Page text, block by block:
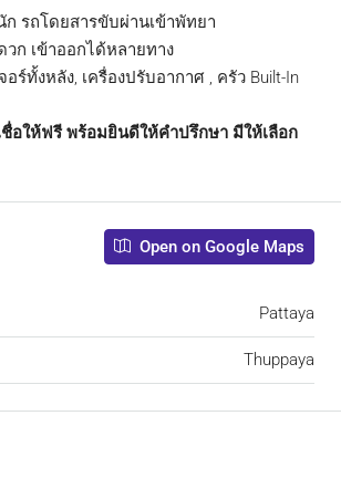
ก รถโดยสารขับผ่านเข้าพัทยา
วก เข้าออกได้หลายทาง
ร์ทั้งหลัง, เครื่องปรับอากาศ , ครัว Built-In
ชื่อให้ฟรี พร้อมยินดีให้คำปรึกษา มีให้เลือก
Open on Google Maps
Pattaya
Thuppaya